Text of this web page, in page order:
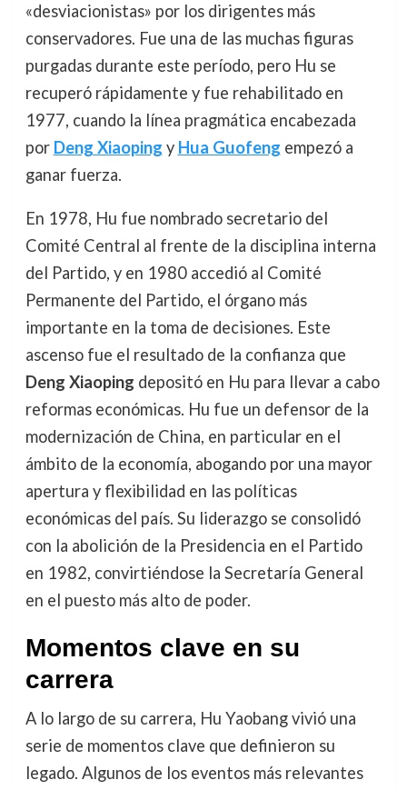
«desviacionistas» por los dirigentes más
conservadores. Fue una de las muchas figuras
purgadas durante este período, pero Hu se
recuperó rápidamente y fue rehabilitado en
1977, cuando la línea pragmática encabezada
por Deng Xiaoping y Hua Guofeng empezó a
ganar fuerza.
En 1978, Hu fue nombrado secretario del
Comité Central al frente de la disciplina interna
del Partido, y en 1980 accedió al Comité
Permanente del Partido, el órgano más
importante en la toma de decisiones. Este
ascenso fue el resultado de la confianza que
Deng Xiaoping depositó en Hu para llevar a cabo
reformas económicas. Hu fue un defensor de la
modernización de China, en particular en el
ámbito de la economía, abogando por una mayor
apertura y flexibilidad en las políticas
económicas del país. Su liderazgo se consolidó
con la abolición de la Presidencia en el Partido
en 1982, convirtiéndose la Secretaría General
en el puesto más alto de poder.
Momentos clave en su
carrera
A lo largo de su carrera, Hu Yaobang vivió una
serie de momentos clave que definieron su
legado. Algunos de los eventos más relevantes